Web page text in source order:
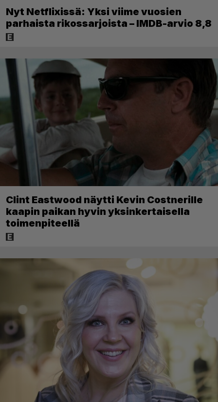
Nyt Netflixissä: Yksi viime vuosien
parhaista rikossarjoista – IMDB-arvio 8,8
Clint Eastwood näytti Kevin Costnerille
kaapin paikan hyvin yksinkertaisella
toimenpiteellä